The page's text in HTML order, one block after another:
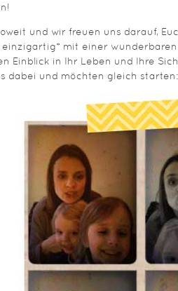
und wir freuen uns darauf,
einzigartig* mit einer
Einblick in Ihr Leben und Ihre
dabei und möchten gleich starten: